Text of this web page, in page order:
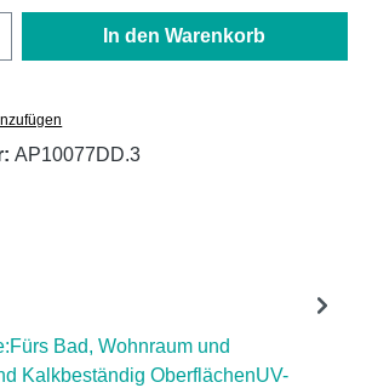
Gib den gewünschten
In den Warenkorb
AP10077DD.3
Bad, Wohnraum und
Kalkbeständig OberflächenUV-